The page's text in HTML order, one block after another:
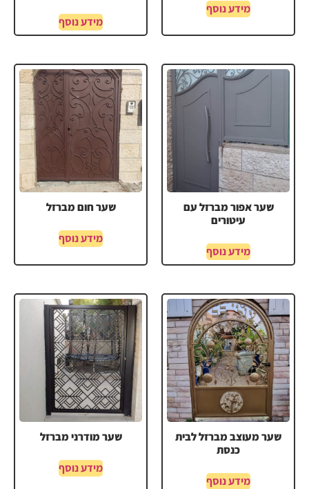
מידע נוסף
מידע נוסף
שער אפור מברזל עם
עיטורים
מידע נוסף
שער חום מברזל
מידע נוסף
שער מעוצב מברזל לבית
כנסת
מידע נוסף
שער מודרני מברזל
מידע נוסף